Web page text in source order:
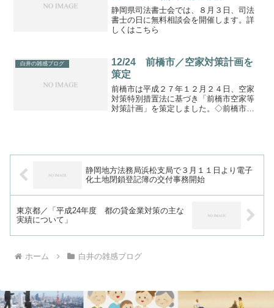
静岡県司法書士会では、８月３日、司法
書士の日に無料相談会を開催します。詳
しくはこちら
白井の雑感ブログ
12/24 前橋市／空家対策計画を
策定
前橋市は平成２７年１２月２４日、空家
対策特別措置法に基づき「前橋市空家等
対策計画」を策定しました。◇前橋市空
静岡地方法務局浜松支局で３月１１日より電子
化土地閉鎖登記簿の交付事務開始
東京都／「平成24年度 都の貸金業対策の主な
実績について」
ホーム 白井の雑感ブログ